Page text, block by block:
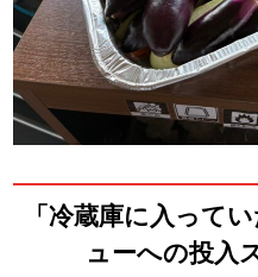
「冷蔵庫に入って
ューへの投入